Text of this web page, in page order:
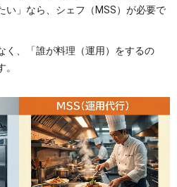
い」なら、シェフ（MSS）が必要で
く、「誰が料理（運用）をするの